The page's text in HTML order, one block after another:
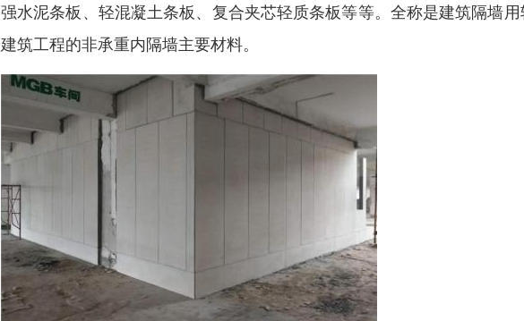
强水泥条板、轻混凝土条板、复合夹芯轻质条板等等。全称是建筑隔墙
建筑工程的非承重内隔墙主要材料。